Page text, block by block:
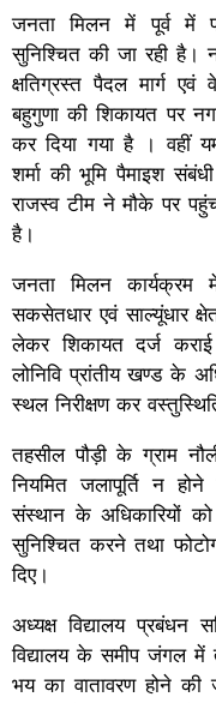
जनता मिलन में पूर्व में
सुनिश्चित की जा रही है।
क्षतिग्रस्त पैदल मार्ग
बहुगुणा की शिकायत पर
कर दिया गया है । वहीं
शर्मा की भूमि पैमाइश
राजस्व टीम ने मौके पर
है।
जनता मिलन कार्यक्रम
सकसेतधार एवं साल्यूंधार
लेकर शिकायत दर्ज
लोनिवि प्रांतीय खण्ड के
स्थल निरीक्षण कर
तहसील पौड़ी के ग्राम
नियमित जलापूर्ति न
संस्थान के अधिकारियों
सुनिश्चित करने तथा
दिए।
अध्यक्ष विद्यालय प्रबंधन
विद्यालय के समीप जंगल में
भय का वातावरण होने की